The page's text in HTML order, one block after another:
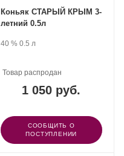
Коньяк СТАРЫЙ КРЫМ 3-
летний 0.5л
Производитель:
«АВК».
.Крепость
40 %. Объем
0.5 л
1 050 руб.
Товар распродан
СООБЩИТЬ О
ПОСТУПЛЕНИИ